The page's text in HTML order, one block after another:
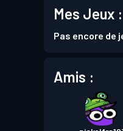
Passe de
Passe de
Passe de
Mes Jeux :
Pas encore de
Amis :